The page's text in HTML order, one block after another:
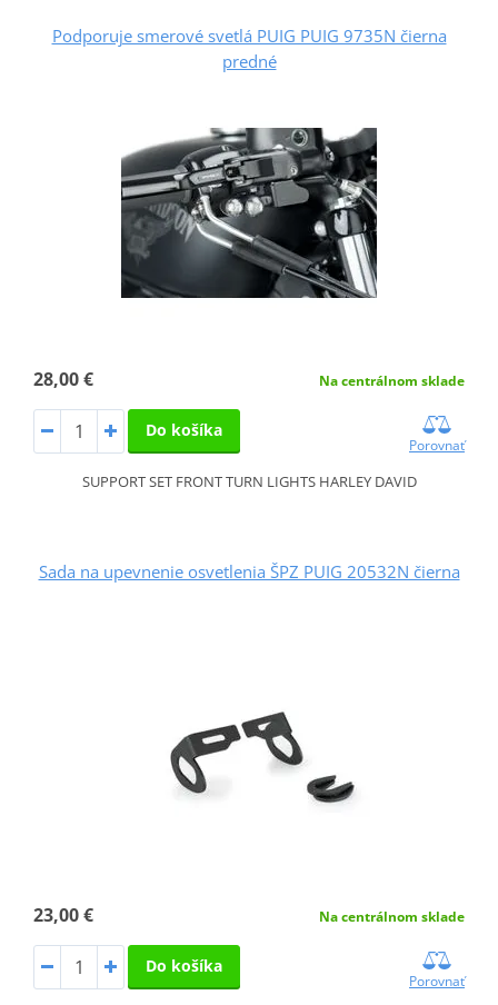
Podporuje smerové svetlá PUIG PUIG 9735N čierna
predné
28,00 € Na centrálnom sklade
Do košíka
Porovnať
SUPPORT SET FRONT TURN LIGHTS HARLEY DAVID
Sada na upevnenie osvetlenia ŠPZ PUIG 20532N čierna
23,00 € Na centrálnom sklade
Do košíka
Porovnať